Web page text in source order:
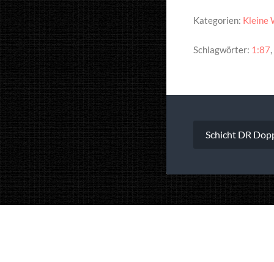
Kategorien: Kleine
Schlagwörter: 1:87,
Schicht DR